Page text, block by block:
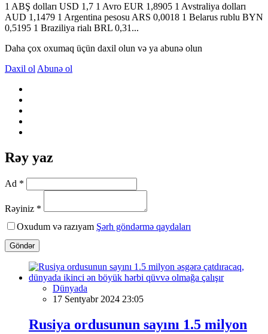
1 ABŞ dolları USD 1,7 1 Avro EUR 1,8905 1 Avstraliya dolları
AUD 1,1479 1 Argentina pesosu ARS 0,0018 1 Belarus rublu BYN
0,5195 1 Braziliya rialı BRL 0,31...
Daha çox oxumaq üçün daxil olun və ya abunə olun
Daxil ol Abunə ol
Rəy yaz
Ad *
Rəyiniz *
Oxudum və razıyam Şərh göndərmə qaydaları
Göndər
Dünyada
17 Sentyabr 2024 23:05
Rusiya ordusunun sayını 1.5 milyon